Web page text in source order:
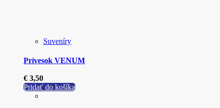
Suveníry
Prívesok VENUM
€ 3,50
Pridať do košíka